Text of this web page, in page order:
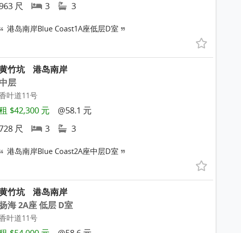
尺
3 3
港岛南岸Blue Coast1A座低层D室
竹坑
港岛南岸
层
叶道11号
$42,300 元
@58.1 元
尺
3 3
港岛南岸Blue Coast2A座中层D室
竹坑
港岛南岸
海 2A座 低层 D室
叶道11号